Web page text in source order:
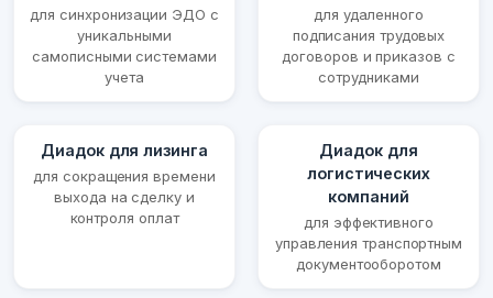
для синхронизации ЭДО с
уникальными
самописными системами
учета
для удаленного
подписания трудовых
договоров и приказов с
сотрудниками
Диадок для лизинга
для сокращения времени
выхода на сделку и
контроля оплат
Диадок для
логистических
компаний
для эффективного
управления транспортным
документооборотом